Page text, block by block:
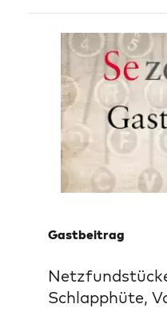
Gastbeitrag
Schlapphüte,